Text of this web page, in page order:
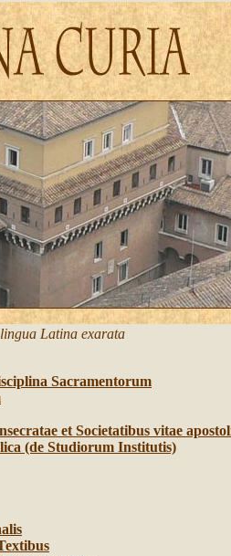
Latina exarata
Sacramentorum
et Societatibus vitae
(de Studiorum Institutis)